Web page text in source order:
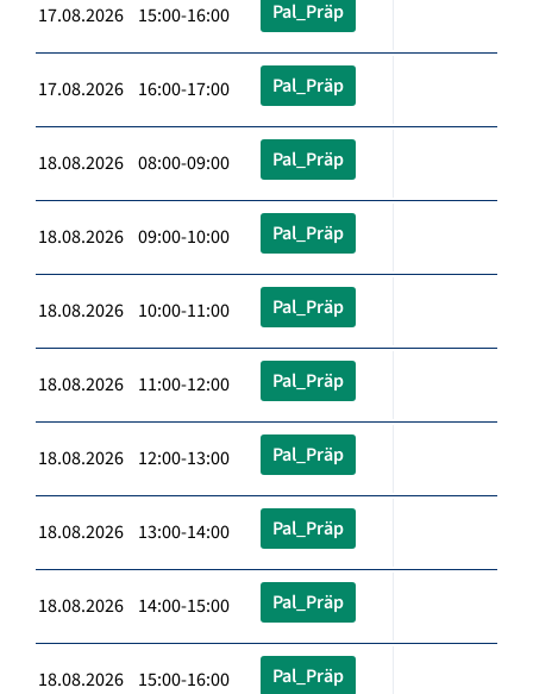
17.08.2026 15:00-16:00 Pal_Präp
17.08.2026 16:00-17:00 Pal_Präp
18.08.2026 08:00-09:00 Pal_Präp
18.08.2026 09:00-10:00 Pal_Präp
18.08.2026 10:00-11:00 Pal_Präp
18.08.2026 11:00-12:00 Pal_Präp
18.08.2026 12:00-13:00 Pal_Präp
18.08.2026 13:00-14:00 Pal_Präp
18.08.2026 14:00-15:00 Pal_Präp
18.08.2026 15:00-16:00 Pal_Präp